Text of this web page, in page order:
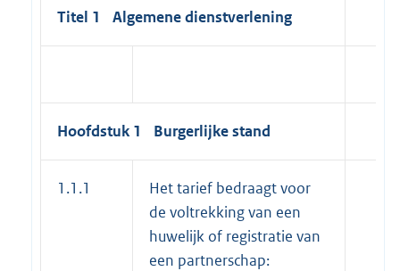
Titel 1 Algemene dienstverlening
Hoofdstuk 1 Burgerlijke stand
1.1.1
Het tarief bedraagt voor
de voltrekking van een
huwelijk of registratie van
een partnerschap: